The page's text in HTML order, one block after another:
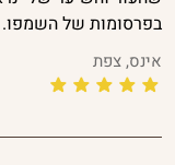
בפרסומות של השמפו.
אינס, צפת